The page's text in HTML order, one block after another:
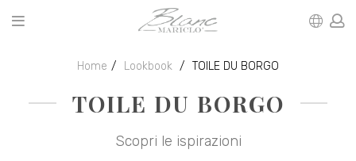
Home Lookbook TOILE DU BORGO
TOILE DU BORGO
Scopri le ispirazioni